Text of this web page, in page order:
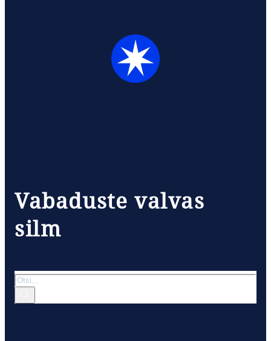
Vabaduste valvas
silm
Otsi